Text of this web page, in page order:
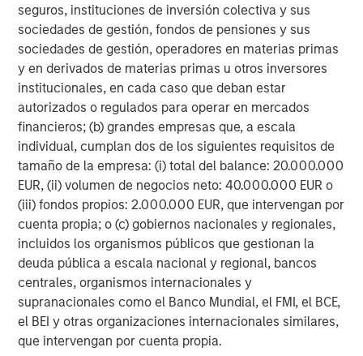
seguros, instituciones de inversión colectiva y sus
sociedades de gestión, fondos de pensiones y sus
sociedades de gestión, operadores en materias primas
y en derivados de materias primas u otros inversores
institucionales, en cada caso que deban estar
autorizados o regulados para operar en mercados
financieros; (b) grandes empresas que, a escala
individual, cumplan dos de los siguientes requisitos de
tamaño de la empresa: (i) total del balance: 20.000.000
EUR, (ii) volumen de negocios neto: 40.000.000 EUR o
(iii) fondos propios: 2.000.000 EUR, que intervengan por
cuenta propia; o (c) gobiernos nacionales y regionales,
incluidos los organismos públicos que gestionan la
deuda pública a escala nacional y regional, bancos
centrales, organismos internacionales y
supranacionales como el Banco Mundial, el FMI, el BCE,
el BEI y otras organizaciones internacionales similares,
que intervengan por cuenta propia.
mantenimiento solo cedieron un 1% y los beneficios
aumentaron alrededor de un 2%2.
No hacemos un llamamiento hacia el sector en general
Dada la sensibilidad del sector a mercados débiles,
creemos que conviene buscar aquellas subindustrias o
nichos que combinen resiliencia con oportunidades de
crecimiento estructural a largo plazo A escala de
empresa, buscamos previsibilidad y durabilidad, y nos
decantamos por negocios con mercados posventa
sólidos o ingresos recurrentes, como contratos de
servicio o suscripciones de datos. Evaluamos la calidad
de las rentabilidades, la sostenibilidad de las ventajas
competitivas, la disciplina y la eficacia de la dirección,
tanto a escala operativa como en la asignación de
capital, y valoramos los riesgos a la baja.
Esto nos lleva naturalmente a la cuestión central que
preocupa a los mercados desde el tercer trimestre de